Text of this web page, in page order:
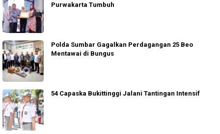
Purwakarta Tumbuh
Polda Sumbar Gagalkan Perdagangan 25 Beo
Mentawai di Bungus
54 Capaska Bukittinggi Jalani Tantingan Intensif